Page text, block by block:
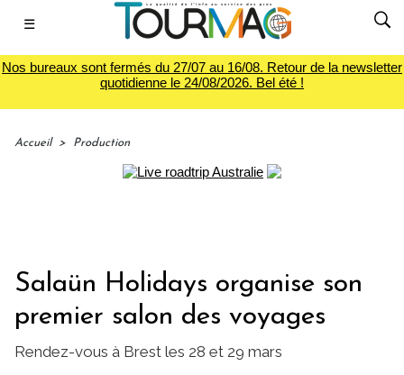
☰
Nos bureaux sont fermés du 27/07 au 16/08. Retour de la newsletter
quotidienne le 24/08/2026. Bel été !
Accueil > Production
Salaün Holidays organise son
premier salon des voyages
Rendez-vous à Brest les 28 et 29 mars